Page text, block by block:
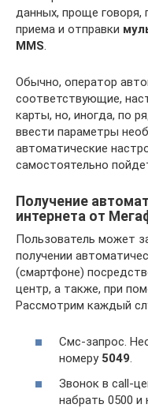
данных, проще говоря,
приема и отправки
MMS
Обычно, оператор
соответствующие,
карты, но, иногда, по
ввести параметры
автоматические
самостоятельно
Получение
интернета от
Пользователь может
получении
(смартфоне)
центр, а также, при
Рассмотрим каждый
Смс-запрос.
номеру 5049.
Звонок в call-
набрать 0500 и